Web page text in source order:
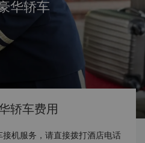
华轿车
轿车费用
机服务，请直接拨打酒店电话